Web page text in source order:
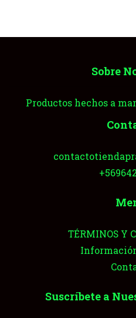
Sobre
Productos hechos a
TÉRMINOS Y
Suscríbete a